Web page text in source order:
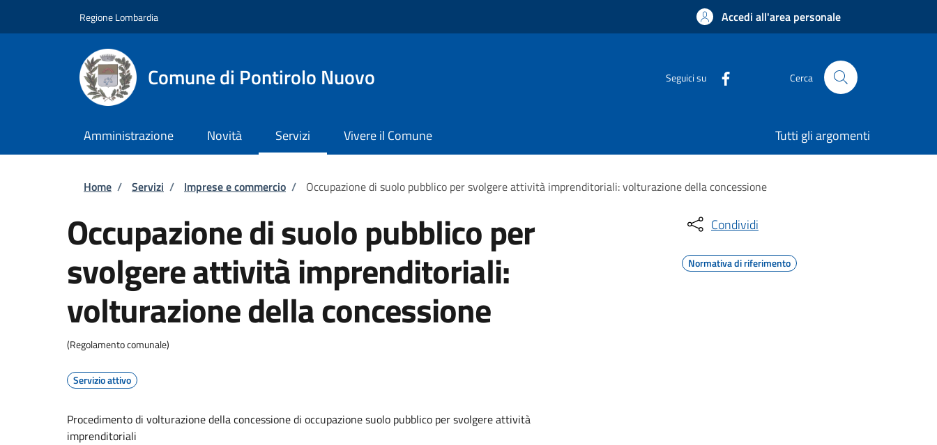
Regione Lombardia Accedi all'area personale
Comune di Pontirolo Nuovo Seguici su Cerca
Amministrazione Novità Servizi Vivere il Comune Tutti gli argomenti
Briciole di pane
Home / Servizi / Imprese e commercio / Occupazione di suolo pubblico per svolgere attività imprenditoriali: volturazione della concessione
Occupazione di suolo pubblico per
svolgere attività imprenditoriali:
volturazione della concessione
(Regolamento comunale)
Servizio attivo
Procedimento di volturazione della concessione di occupazione suolo pubblico per svolgere attività
imprenditoriali
Condividi
Normativa di riferimento